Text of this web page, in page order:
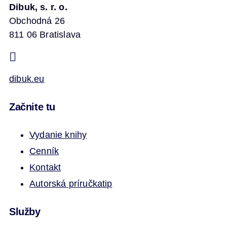
Dibuk, s. r. o.
Obchodná 26
811 06 Bratislava
dibuk.eu
Začnite tu
Vydanie knihy
Cenník
Kontakt
Autorská príručkatip
Služby